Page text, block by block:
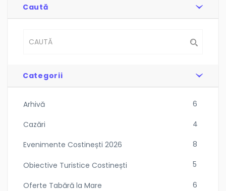
Caută
Categorii
Arhivă 6
Cazări 4
Evenimente Costinești 2026 8
Obiective Turistice Costinești 5
Oferte Tabără la Mare 6